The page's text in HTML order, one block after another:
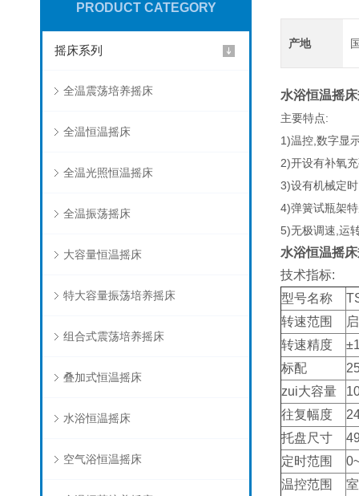
PRODUCT CATEGORY
摇床系列
全温震荡培养摇床
全温恒温摇床
全温光照恒温摇床
全温振荡摇床
大容量恒温摇床
特大容量振荡培养摇床
组合式震荡培养摇床
叠加式恒温摇床
水浴恒温摇床
空气浴恒温摇床
产地
水浴恒温摇
主要特点:
1)温控,数字显
2)开设有补氧
3)设有机械定
4)弹簧试瓶架
5)无极调速,运
水浴恒温摇
技术指标:
型号名称
转速范围
转速精度
标配
zui大容量
往复幅度
托盘尺寸
定时范围
温控范围